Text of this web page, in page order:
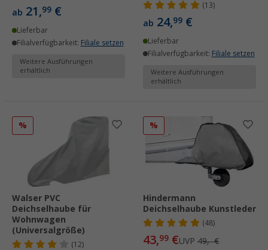
ab 21,99 €
Lieferbar
Filialverfügbarkeit: Filiale setzen
Weitere Ausführungen
erhältlich
(13)
ab 24,99 €
Lieferbar
Filialverfügbarkeit: Filiale setzen
Weitere Ausführungen
erhältlich
%
Walser PVC
Deichselhaube für
Wohnwagen
(Universalgröße)
(12)
%
Hindermann
Deichselhaube Kunstleder
(48)
43,99 €UVP 49,- €